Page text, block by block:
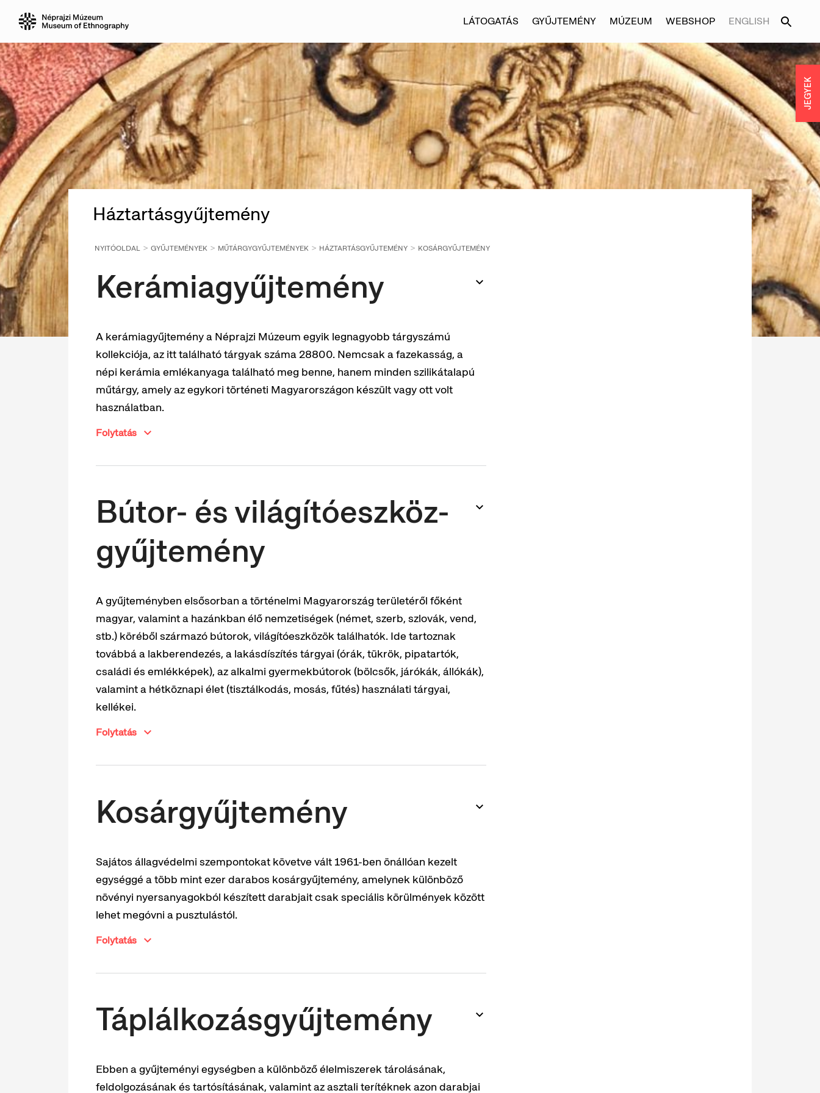
LÁTOGATÁS GYŰJTEMÉNY MÚZEUM WEBSHOP ENGLISH
Háztartásgyűjtemény
NYITÓOLDAL GYŰJTEMÉNYEK MŰTÁRGYGYŰJTEMÉNYEK HÁZTARTÁSGYŰJTEMÉNY KOSÁRGYŰJTEMÉNY
Kerámiagyűjtemény
A kerámiagyűjtemény a Néprajzi Múzeum egyik legnagyobb tárgyszámú
kollekciója, az itt található tárgyak száma 28800. Nemcsak a fazekasság, a
népi kerámia emlékanyaga található meg benne, hanem minden szilikátalapú
műtárgy, amely az egykori történeti Magyarországon készült vagy ott volt
használatban.
Folytatás
Bútor- és világítóeszköz-
gyűjtemény
A gyűjteményben elsősorban a történelmi Magyarország területéről főként
magyar, valamint a hazánkban élő nemzetiségek (német, szerb, szlovák, vend,
stb.) köréből származó bútorok, világítóeszközök találhatók. Ide tartoznak
továbbá a lakberendezés, a lakásdíszítés tárgyai (órák, tükrök, pipatartók,
családi és emlékképek), az alkalmi gyermekbútorok (bölcsők, járókák, állókák),
valamint a hétköznapi élet (tisztálkodás, mosás, fűtés) használati tárgyai,
kellékei.
Folytatás
Kosárgyűjtemény
Sajátos állagvédelmi szempontokat követve vált 1961-ben önállóan kezelt
egységgé a több mint ezer darabos kosárgyűjtemény, amelynek különböző
növényi nyersanyagokból készített darabjait csak speciális körülmények között
lehet megóvni a pusztulástól.
Folytatás
Táplálkozásgyűjtemény
Ebben a gyűjteményi egységben a különböző élelmiszerek tárolásának,
feldolgozásának és tartósításának, valamint az asztali terítéknek azon darabjai
JEGYEK